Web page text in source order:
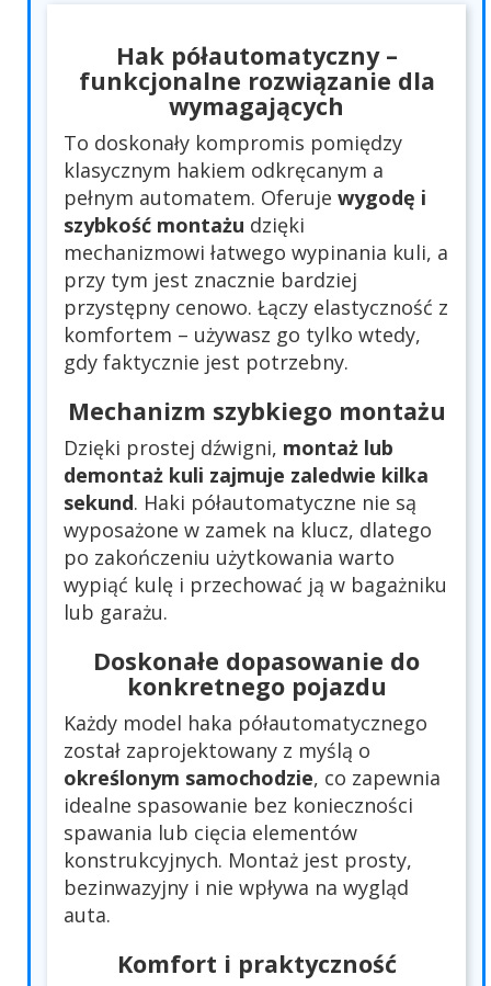
Hak półautomatyczny –
funkcjonalne rozwiązanie dla
wymagających
To doskonały kompromis pomiędzy
klasycznym hakiem odkręcanym a
pełnym automatem. Oferuje wygodę i
szybkość montażu dzięki
mechanizmowi łatwego wypinania kuli, a
przy tym jest znacznie bardziej
przystępny cenowo. Łączy elastyczność z
komfortem – używasz go tylko wtedy,
gdy faktycznie jest potrzebny.
Mechanizm szybkiego montażu
Dzięki prostej dźwigni, montaż lub
demontaż kuli zajmuje zaledwie kilka
sekund. Haki półautomatyczne nie są
wyposażone w zamek na klucz, dlatego
po zakończeniu użytkowania warto
wypiąć kulę i przechować ją w bagażniku
lub garażu.
Doskonałe dopasowanie do
konkretnego pojazdu
Każdy model haka półautomatycznego
został zaprojektowany z myślą o
określonym samochodzie, co zapewnia
idealne spasowanie bez konieczności
spawania lub cięcia elementów
konstrukcyjnych. Montaż jest prosty,
bezinwazyjny i nie wpływa na wygląd
auta.
Komfort i praktyczność